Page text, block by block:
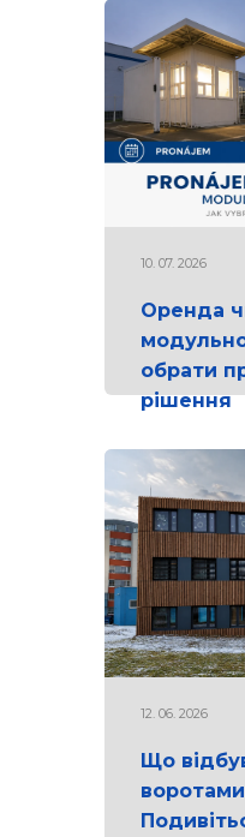
10. 07. 2026
Оренда
обрати
рішення
12. 06. 2026
Що
воротами